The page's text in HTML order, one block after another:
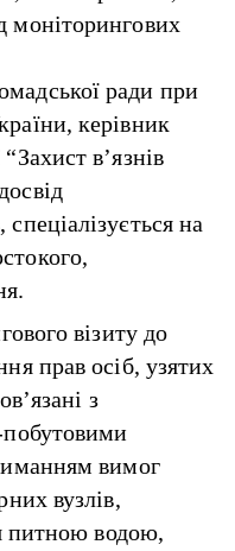
моніторингових
ради при
керівник
в’язнів
на
візиту до
прав осіб, узятих
з
вимог
вузлів,
питною водою,